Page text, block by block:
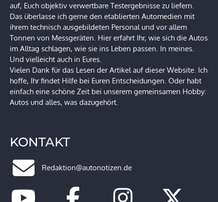
auf, Euch objektiv verwertbare Testergebnisse zu liefern.
Das überlasse ich gerne den etablierten Automedien mit
ihrem technisch ausgebildeten Personal und vor allem
Tonnen von Messgeräten. Hier erfahrt Ihr, wie sich die Autos
im Alltag schlagen, wie sie ins Leben passen. In meines.
Und vielleicht auch in Eures.
Vielen Dank für das Lesen der Artikel auf dieser Website. Ich
hoffe, Ihr findet Hilfe bei Euren Entscheidungen. Oder habt
einfach eine schöne Zeit bei unserem gemeinsamen Hobby:
Autos und alles, was dazugehört.
KONTAKT
Redaktion@autonotizen.de